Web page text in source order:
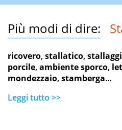
Più modi di dire:
ricovero,stallatico,
porcile,ambiente sporco,
mondezzaio,stamberga...
Leggi tutto >>